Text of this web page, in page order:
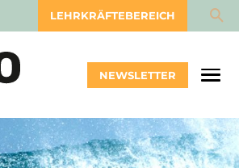
LEHRKRÄFTEBEREICH
NEWSLETTER